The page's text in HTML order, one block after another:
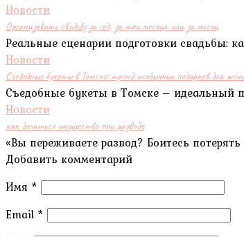
Новости
Организовать свадьбу за год, за три месяца или за месяц
Реальные сценарии подготовки свадьбы:
Новости
Съедобные букеты в Томске: тренд необычных подарков для
Съедобные букеты в Томске – идеальный
Новости
как делиться имущество при разводе
«Вы переживаете развод? Боитесь
Добавить комментарий
Имя *
Email *